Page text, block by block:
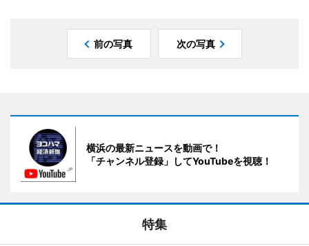
前の写真 次の写真
横浜の最新ニュースを動画で！
「チャンネル登録」してYouTubeを視聴！
特集